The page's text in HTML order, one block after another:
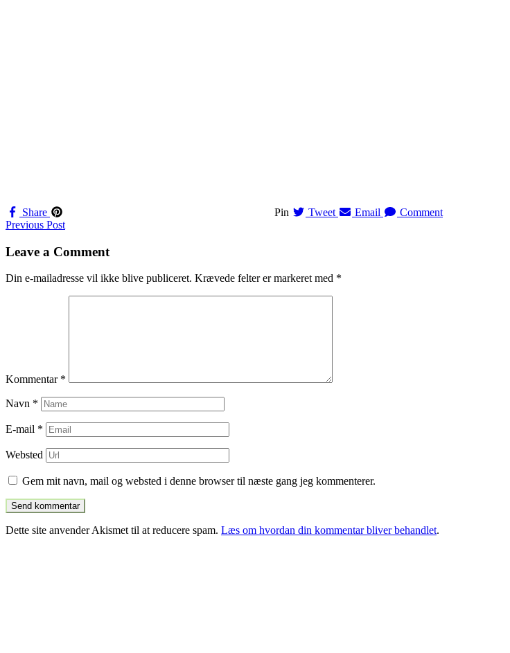
Share Pin Tweet Email Comment
Navigation
til
Previous Post
Leave a Comment
Din e-mailadresse vil ikke blive publiceret. Krævede felter er markeret med *
Kommentar *
Navn *
E-mail *
Websted
Gem mit navn, mail og websted i denne browser til næste gang jeg kommenterer.
Dette site anvender Akismet til at reducere spam. Læs om hvordan din kommentar bliver behandlet.